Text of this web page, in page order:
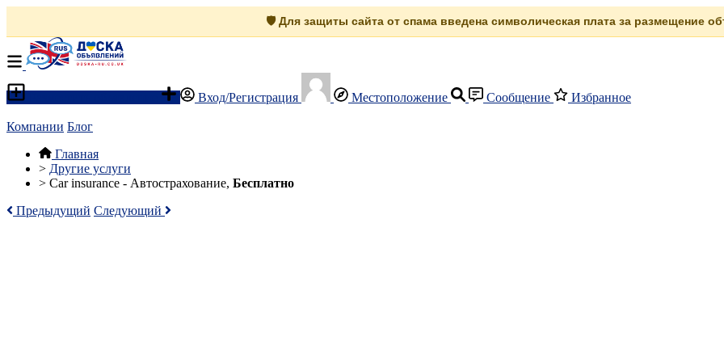
🛡️ Для защиты сайта от спама введена символическая плата за размещение
Вход/Регистрация Местоположение Сообщение Избранное
Компании Блог
Главная
> Другие услуги
> Car insurance - Автострахование, Бесплатно
Предыдущий Следующий